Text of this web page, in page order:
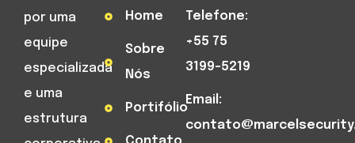
por uma
equipe
especializada
e uma
estrutura
Home
Sobre
Nós
Portifólio
Telefone:
+55 75
3199-5219
Email: